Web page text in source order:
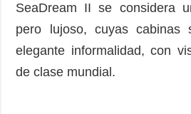
SeaDream II se considera
pero lujoso, cuyas cabinas
elegante informalidad, con
de clase mundial.